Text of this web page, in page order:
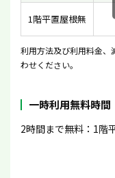
1階平置屋根無
利用方法及び利用料金、
わせください。
一時利用無料時間
2時間まで無料：1階